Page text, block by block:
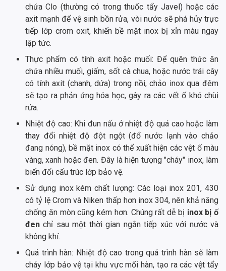
chứa Clo (thường có trong thuốc tẩy Javel) hoặc các
axit mạnh để vệ sinh bồn rửa, vòi nước sẽ phá hủy trực
tiếp lớp crom oxit, khiến bề mặt inox bị xỉn màu ngay
lập tức.
Thực phẩm có tính axit hoặc muối: Để quên thức ăn
chứa nhiều muối, giấm, sốt cà chua, hoặc nước trái cây
có tính axit (chanh, dứa) trong nồi, chảo inox qua đêm
sẽ tạo ra phản ứng hóa học, gây ra các vết ố khó chùi
rửa.
Nhiệt độ cao: Khi đun nấu ở nhiệt độ quá cao hoặc làm
thay đổi nhiệt độ đột ngột (đổ nước lạnh vào chảo
đang nóng), bề mặt inox có thể xuất hiện các vệt ố màu
vàng, xanh hoặc đen. Đây là hiện tượng "cháy" inox, làm
biến đổi cấu trúc lớp bảo vệ.
Sử dụng inox kém chất lượng: Các loại inox 201, 430
có tỷ lệ Crom và Niken thấp hơn inox 304, nên khả năng
chống ăn mòn cũng kém hơn. Chúng rất dễ bị inox bị ố
đen chỉ sau một thời gian ngắn tiếp xúc với nước và
không khí.
Quá trình hàn: Nhiệt độ cao trong quá trình hàn sẽ làm
cháy lớp bảo vệ tại khu vực mối hàn, tạo ra các vệt tẩy